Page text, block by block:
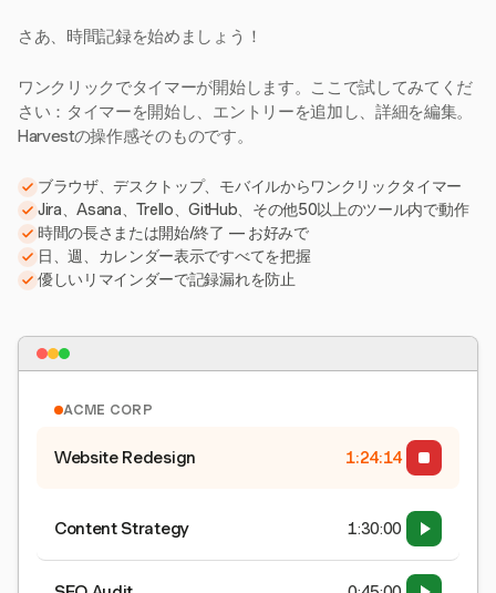
さあ、時間記録を始めましょう！
ワンクリックでタイマーが開始します。ここで試してみてくだ
さい：タイマーを開始し、エントリーを追加し、詳細を編集。
Harvestの操作感そのものです。
ブラウザ、デスクトップ、モバイルからワンクリックタイマー
Jira、Asana、Trello、GitHub、その他50以上のツール内で動作
時間の長さまたは開始/終了 — お好みで
日、週、カレンダー表示ですべてを把握
優しいリマインダーで記録漏れを防止
ACME CORP
Website Redesign 1:24:15
Content Strategy 1:30:00